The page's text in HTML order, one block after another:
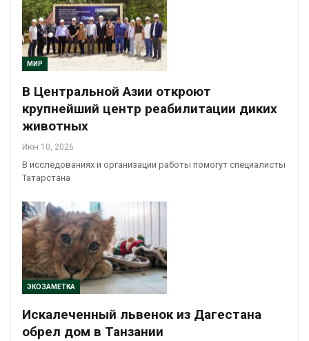
МИР
В Центральной Азии откроют
крупнейший центр реабилитации диких
животных
Июн 10, 2026
В исследованиях и организации работы помогут специалисты
Татарстана
ЭКОЗАМЕТКА
Искалеченный львенок из Дагестана
обрел дом в Танзании